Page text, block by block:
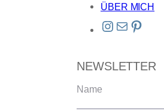
ÜBER MICH
Instagram E-Mail Pinterest
NEWSLETTER
Name